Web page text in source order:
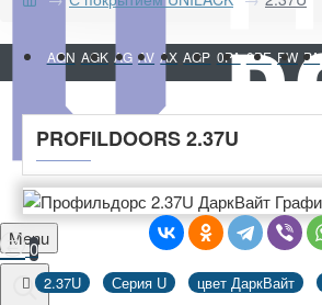
Menu
0
AGN AGK AG AV AX AGP 0PA 0PE PW PA
PROFILDOORS 2.37U
2.37U Серия U цвет ДаркВайт